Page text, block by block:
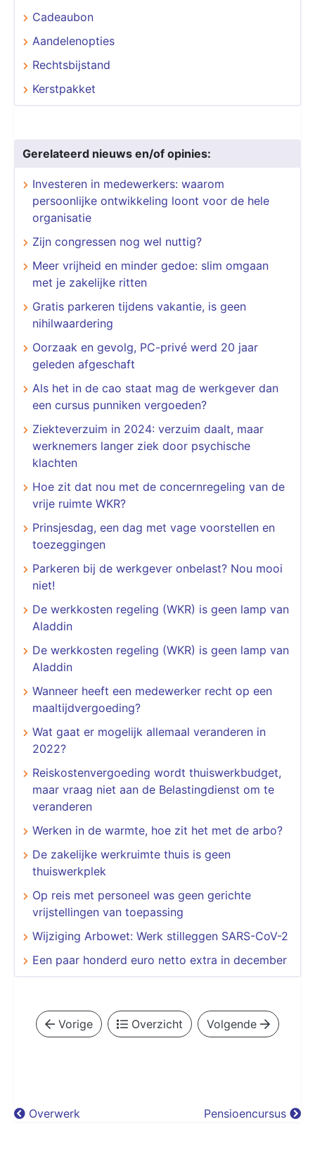
Cadeaubon
Aandelenopties
Rechtsbijstand
Kerstpakket
Gerelateerd nieuws en/of opinies:
Investeren in medewerkers: waarom
persoonlijke ontwikkeling loont voor de hele
organisatie
Zijn congressen nog wel nuttig?
Meer vrijheid en minder gedoe: slim omgaan
met je zakelijke ritten
Gratis parkeren tijdens vakantie, is geen
nihilwaardering
Oorzaak en gevolg, PC-privé werd 20 jaar
geleden afgeschaft
Als het in de cao staat mag de werkgever dan
een cursus punniken vergoeden?
Ziekteverzuim in 2024: verzuim daalt, maar
werknemers langer ziek door psychische
klachten
Hoe zit dat nou met de concernregeling van de
vrije ruimte WKR?
Prinsjesdag, een dag met vage voorstellen en
toezeggingen
Parkeren bij de werkgever onbelast? Nou mooi
niet!
De werkkosten regeling (WKR) is geen lamp van
Aladdin
De werkkosten regeling (WKR) is geen lamp van
Aladdin
Wanneer heeft een medewerker recht op een
maaltijdvergoeding?
Wat gaat er mogelijk allemaal veranderen in
2022?
Reiskostenvergoeding wordt thuiswerkbudget,
maar vraag niet aan de Belastingdienst om te
veranderen
Werken in de warmte, hoe zit het met de arbo?
De zakelijke werkruimte thuis is geen
thuiswerkplek
Op reis met personeel was geen gerichte
vrijstellingen van toepassing
Wijziging Arbowet: Werk stilleggen SARS-CoV-2
Een paar honderd euro netto extra in december
Vorige Overzicht Volgende
Overwerk Pensioencursus